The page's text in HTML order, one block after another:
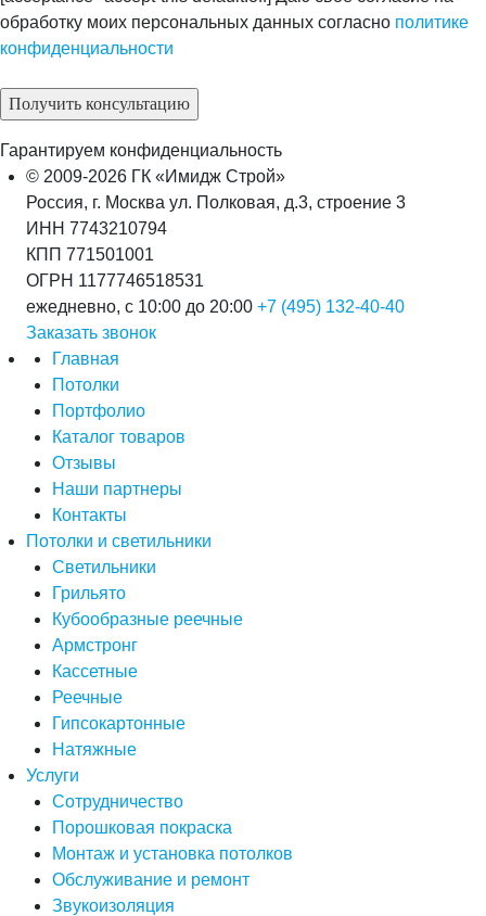
обработку моих персональных данных согласно политике
конфиденциальности
Гарантируем конфиденциальность
© 2009-2026 ГК «Имидж Строй»
Россия, г. Москва ул. Полковая, д.3, строение 3
ИНН 7743210794
КПП 771501001
ОГРН 1177746518531
ежедневно, с 10:00 до 20:00 +7 (495) 132-40-40
Заказать звонок
Главная
Потолки
Портфолио
Каталог товаров
Отзывы
Наши партнеры
Контакты
Потолки и светильники
Светильники
Грильято
Кубообразные реечные
Армстронг
Кассетные
Реечные
Гипсокартонные
Натяжные
Услуги
Сотрудничество
Порошковая покраска
Монтаж и установка потолков
Обслуживание и ремонт
Звукоизоляция